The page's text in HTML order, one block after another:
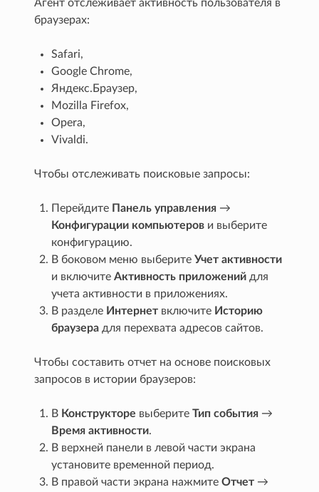
Агент отслеживает активность пользователя в
браузерах:
Safari,
Google Chrome,
Яндекс.Браузер,
Mozilla Firefox,
Opera,
Vivaldi.
Чтобы отслеживать поисковые запросы:
Перейдите Панель управления →
Конфигурации компьютеров и выберите
конфигурацию.
В боковом меню выберитеУчет активности
и включитеАктивность приложений для
учета активности в приложениях.
В разделе Интернет включите Историю
браузера для перехвата адресов сайтов.
Чтобы составить отчет на основе поисковых
запросов в истории браузеров:
В Конструкторе выберитеТип события →
Время активности.
В верхней панели в левой части экрана
установите временной период.
В правой части экрана нажмитеОтчет →